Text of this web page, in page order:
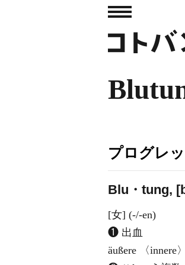
プログレ
Blu・tung,
[女] (-/-en)
❶ 出血
äußere 〈innere〉